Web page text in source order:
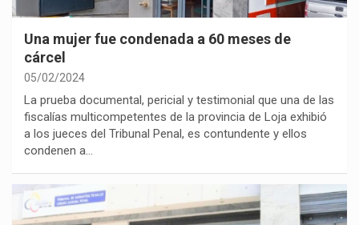
Una mujer fue condenada a 60 meses de
cárcel
05/02/2024
La prueba documental, pericial y testimonial que una de las
fiscalías multicompetentes de la provincia de Loja exhibió
a los jueces del Tribunal Penal, es contundente y ellos
condenen a…